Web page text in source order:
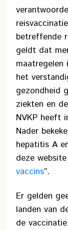
betreffende
geldt dat
maatregelen
het
gezondheid
ziekten en
NVKP heeft
Nader
hepatitis A
deze
vaccins”.
Er gelden
landen van
de